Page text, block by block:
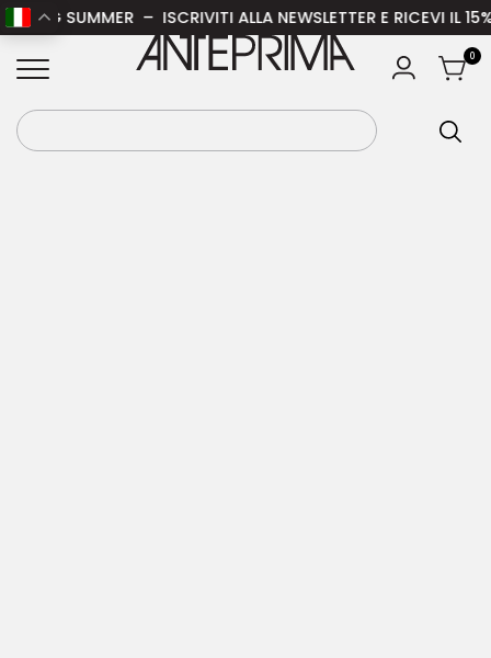
SUMMER – ISCRIVITI ALLA NEWSLETTER E RICEVI IL 15%
0
Home /Donna/ Accessori donna/Cappelli
donna / GANNI Cappello